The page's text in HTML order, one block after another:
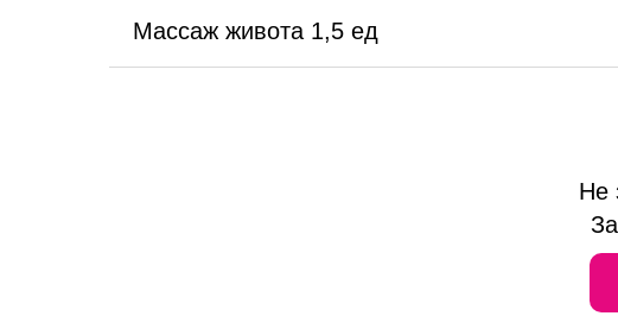
Массаж живота 1,5 ед
Не